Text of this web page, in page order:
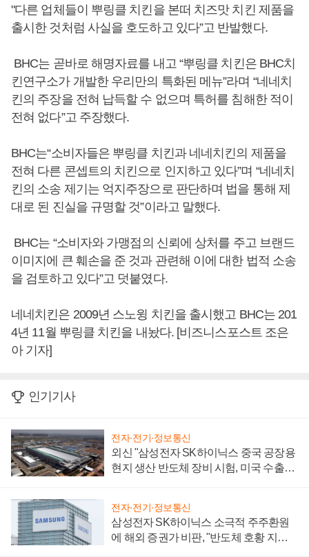
"다른 업체들이 뿌링클 치킨을 본떠 치즈맛 치킨 제품을
출시한 것처럼 사실을 호도하고 있다”고 반발했다.
BHC는 곧바로 해명자료를 내고 “뿌링클 치킨은 BHC치
킨연구소가 개발한 우리만의 특화된 메뉴”라며 “네네치
킨의 주장을 전혀 납득할 수 없으며 특허를 침해한 적이
전혀 없다”고 주장했다.
BHC는“소비자들은 뿌링클 치킨과 네네치킨의 제품을
전혀 다른 콘셉트의 치킨으로 인지하고 있다”며 “네네치
킨의 소송 제기는 억지주장으로 판단하며 법을 통해 제
대로 된 진실을 규명할 것”이라고 말했다.
BHC는 “소비자와 가맹점의 신뢰에 상처를 주고 브랜드
이미지에 큰 훼손을 준 것과 관련해 이에 대한 법적 소송
을 검토하고 있다”고 덧붙였다.
네네치킨은 2009년 스노윙 치킨을 출시했고 BHC는 201
4년 11월 뿌링클 치킨을 내놨다. [비즈니스포스트 조은
아 기자]
인기기사
전자·전기·정보통신
외신 "삼성전자 SK하이닉스 중국 공장용
현지 생산 반도체 장비 시험, 미국 수출통
전자·전기·정보통신
삼성전자 SK하이닉스 소극적 주주환원
에 해외 증권가 비판, "반도체 호황 지속